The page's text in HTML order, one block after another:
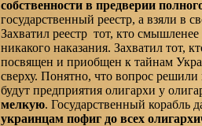
собственности в предверии
государственный реестр, а взяли в
Захватил реестр тот, кто смышленее
никакого наказания. Захватил тот,
посвящен и приобщен к тайнам
сверху. Понятно, что вопрос
будут предприятия олигархи у
мелкую. Государственный корабль
украинцам пофиг до всех